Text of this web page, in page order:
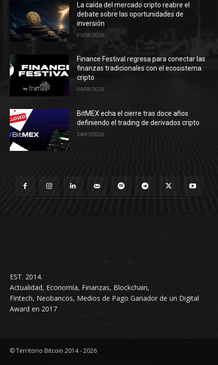
La caída del mercado cripto reabre el
debate sobre las oportunidades de
inversión
05/08/2026
Finance Festival regresa para conectar las
finanzas tradicionales con el ecosistema
cripto
04/08/2026
BitMEX echa el cierre tras doce años
definiendo el trading de derivados cripto
24/07/2026
EST. 2014.
Actualidad, Economía, Finanzas, Blockchain,
Fintech, Neobancos, Medios de Pago Ganador de un Digital
Award en 2017
© Territorio Bitcoin 2014 - 2026